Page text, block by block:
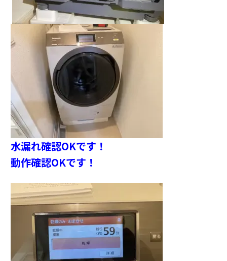
水漏れ確認OKです！
動作確認OKです！